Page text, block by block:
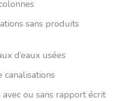
sans produits
d’eaux usées
canalisations
ou sans rapport écrit